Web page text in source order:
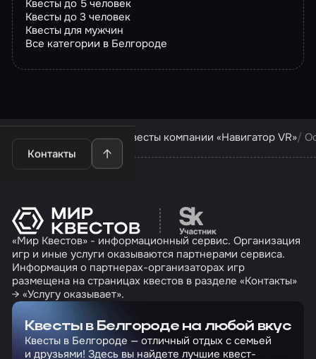
Квесты до 5 человек
Квесты до 3 человек
Квесты для мужчин
Все категории в Белгороде
Контакты
Квесты в Белгороде Квесты компании «Навигатор VR»
Перейти на сайт
«Мир Квестов» - информационный сервис. Организация
игр и иные услуги оказываются партнерами сервиса.
Информация о партнерах-организаторах игр
размещена на страницах квестов в разделе «Контакты»
→ «Услугу оказывает».
Квесты в Белгороде на любой вкус
Квесты в Белгороде — отличный отдых с семьей
и друзьями! Здесь вы найдете лучшие квест-